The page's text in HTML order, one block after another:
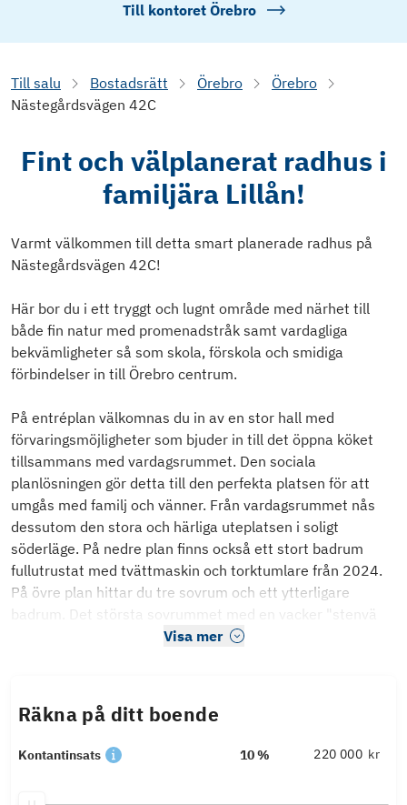
Till kontoret Örebro
Till salu Bostadsrätt Örebro
Örebro
Nästegårdsvägen 42C
Fint och välplanerat radhus i
familjära Lillån!
Varmt välkommen till detta smart planerade radhus på
Nästegårdsvägen 42C!
Här bor du i ett tryggt och lugnt område med närhet till
både fin natur med promenadstråk samt vardagliga
bekvämligheter så som skola, förskola och smidiga
förbindelser in till Örebro centrum.
På entréplan välkomnas du in av en stor hall med
förvaringsmöjligheter som bjuder in till det öppna köket
tillsammans med vardagsrummet. Den sociala
planlösningen gör detta till den perfekta platsen för att
umgås med familj och vänner. Från vardagsrummet nås
dessutom den stora och härliga uteplatsen i soligt
söderläge. På nedre plan finns också ett stort badrum
fullutrustat med tvättmaskin och torktumlare från 2024.
På övre plan hittar du tre sovrum och ett ytterligare
badrum. Det största sovrummet med en vacker "stenvä
Visa mer
Räkna på ditt boende
Kontantinsats 10 % kr